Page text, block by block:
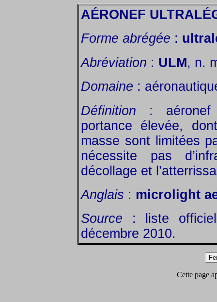
AÉRONEF
Forme abrégée :
Abréviation : ULM, n.
Domaine :
Définition : aéronef
portance élevée,
masse sont limitées
nécessite pas
décollage et
Anglais : microlight
Source : liste
décembre 2010.
Cette page